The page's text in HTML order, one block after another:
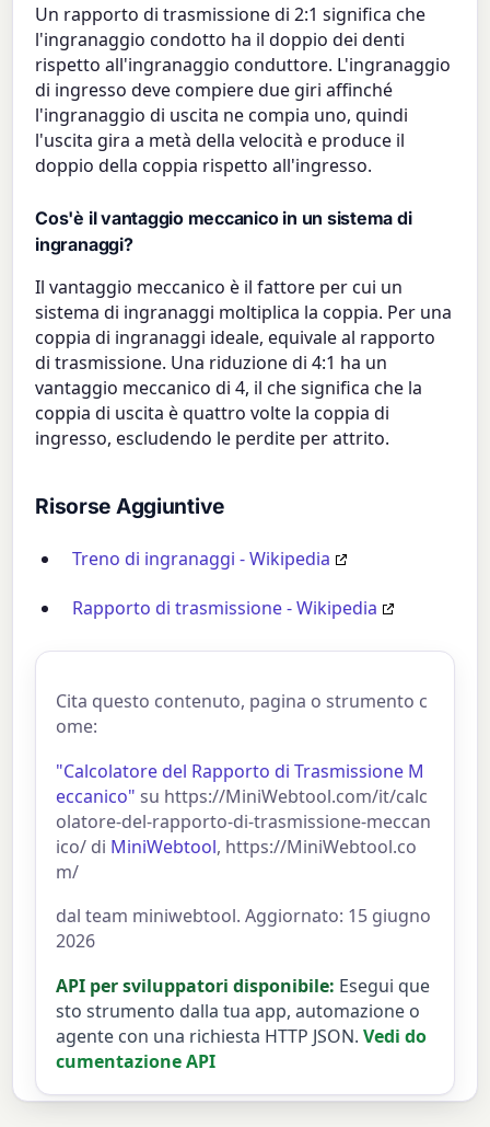
Un rapporto di trasmissione di 2:1 significa che
l'ingranaggio condotto ha il doppio dei denti
rispetto all'ingranaggio conduttore. L'ingranaggio
di ingresso deve compiere due giri affinché
l'ingranaggio di uscita ne compia uno, quindi
l'uscita gira a metà della velocità e produce il
doppio della coppia rispetto all'ingresso.
Cos'è il vantaggio meccanico in un sistema di
ingranaggi?
Il vantaggio meccanico è il fattore per cui un
sistema di ingranaggi moltiplica la coppia. Per una
coppia di ingranaggi ideale, equivale al rapporto
di trasmissione. Una riduzione di 4:1 ha un
vantaggio meccanico di 4, il che significa che la
coppia di uscita è quattro volte la coppia di
ingresso, escludendo le perdite per attrito.
Risorse Aggiuntive
Treno di ingranaggi - Wikipedia
Rapporto di trasmissione - Wikipedia
Cita questo contenuto, pagina o strumento c
ome:
"Calcolatore del Rapporto di Trasmissione M
eccanico" su https://MiniWebtool.com/it/calc
olatore-del-rapporto-di-trasmissione-meccan
ico/ di MiniWebtool, https://MiniWebtool.co
m/
dal team miniwebtool. Aggiornato: 15 giugno
2026
API per sviluppatori disponibile: Esegui que
sto strumento dalla tua app, automazione o
agente con una richiesta HTTP JSON. Vedi do
cumentazione API